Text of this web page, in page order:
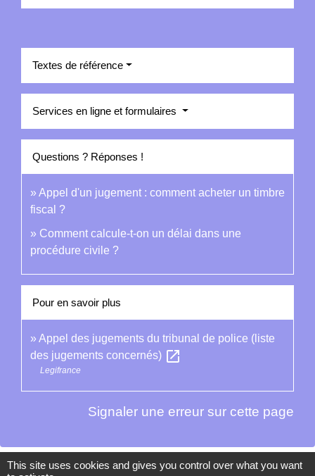
Textes de référence
Services en ligne et formulaires
Questions ? Réponses !
Appel d'un jugement : comment acheter un timbre
fiscal ?
Comment calcule-t-on un délai dans une
procédure civile ?
Pour en savoir plus
Appel des jugements du tribunal de police (liste
des jugements concernés) open_in_new
Legifrance
Signaler une erreur sur cette page
This site uses cookies and gives you control over what you want